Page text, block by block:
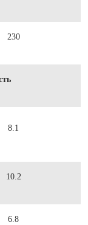
230
8.1
10.2
6.8